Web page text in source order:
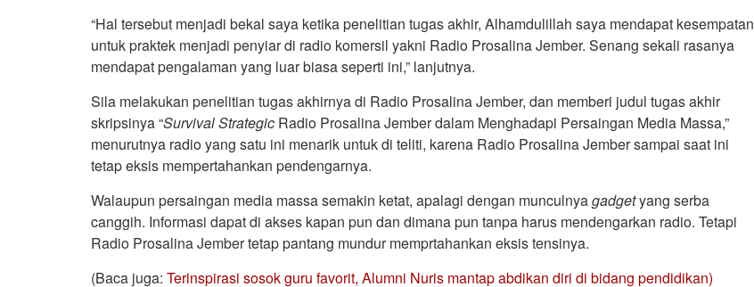
“Hal tersebut menjadi bekal saya ketika penelitian tugas akhir, Alhamdulillah saya mendapat kesempatan
untuk praktek menjadi penyiar di radio komersil yakni Radio Prosalina Jember. Senang sekali rasanya
mendapat pengalaman yang luar biasa seperti ini,” lanjutnya.
Sila melakukan penelitian tugas akhirnya di Radio Prosalina Jember, dan memberi judul tugas akhir
skripsinya “Survival Strategic Radio Prosalina Jember dalam Menghadapi Persaingan Media Massa,”
menurutnya radio yang satu ini menarik untuk di teliti, karena Radio Prosalina Jember sampai saat ini
tetap eksis mempertahankan pendengarnya.
Walaupun persaingan media massa semakin ketat, apalagi dengan munculnyagadgetyang serba
canggih. Informasi dapat di akses kapan pun dan dimana pun tanpa harus mendengarkan radio. Tetapi
Radio Prosalina Jember tetap pantang mundur memprtahankan eksis tensinya.
(Baca juga: Terinspirasi sosok guru favorit, Alumni Nuris mantap abdikan diri di bidang pendidikan)